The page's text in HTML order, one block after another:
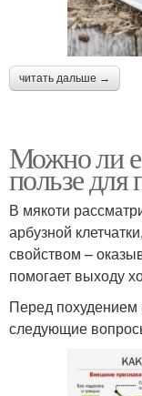
читать дальше →
Можно ли
пользе для
В мякоти
арбузной
свойством –
помогает выходу
Перед похудением
следующие